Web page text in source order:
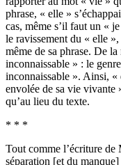
phrase, « elle »
cas, même s’il faut un «
le ravissement du « elle
même de sa phrase. De
inconnaissable » : le
inconnaissable ». Ainsi, «
envolée de sa vie vivante
qu’au lieu du texte.
* * *
Tout comme l’écriture de
séparation [et du